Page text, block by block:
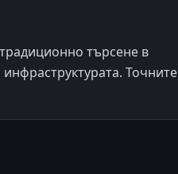
търсене в
Точните